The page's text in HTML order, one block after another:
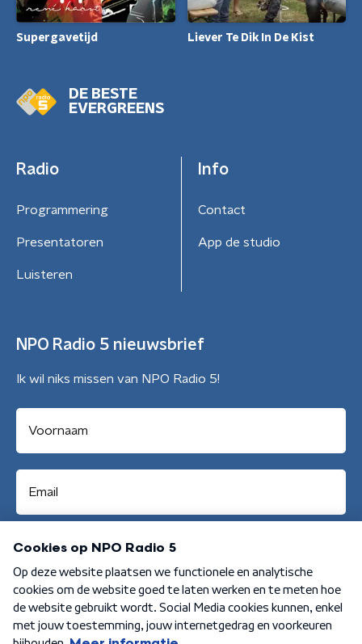
Supergavetijd Liever Te Dik In De Kist
DE BESTE
EVERGREENS
Radio
Programmering
Presentatoren
Luisteren
Info
Contact
App de studio
NPO Radio 5 nieuwsbrief
Ik wil niks missen van NPO Radio 5!
Aanmelden
Algemene voorwaarden